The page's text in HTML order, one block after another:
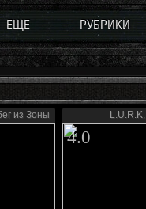
ЕЩЕ РУБРИКИ
из Зоны L.U.R.K.
4.0